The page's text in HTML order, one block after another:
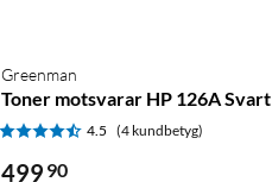
Greenman
Toner motsvarar HP 126A Svart
4.5 (4 kundbetyg)
499 90